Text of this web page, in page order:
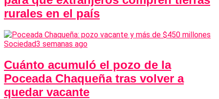
rurales en el país
Sociedad3 semanas ago
Cuánto acumuló el pozo de la
Poceada Chaqueña tras volver a
quedar vacante